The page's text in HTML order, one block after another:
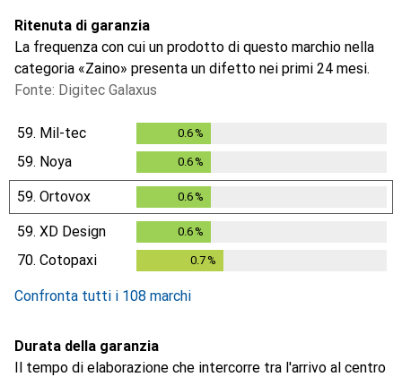
Ritenuta di garanzia
La frequenza con cui un prodotto di questo marchio nella
categoria «Zaino» presenta un difetto nei primi 24 mesi.
Fonte: Digitec Galaxus
59. Mil-tec 0.6 %
59. Noya 0.6 %
59. Ortovox 0.6 %
59. XD Design 0.6 %
70. Cotopaxi 0.7 %
Confronta tutti i 108 marchi
Durata della garanzia
Il tempo di elaborazione che intercorre tra l'arrivo al centro